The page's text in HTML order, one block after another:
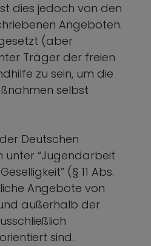
dies jedoch von den
Angeboten.
(aber
Träger der freien
zu sein, um die
selbst
Deutschen
unter “Jugendarbeit
(§ 11 Abs.
Angebote von
außerhalb der
sind.